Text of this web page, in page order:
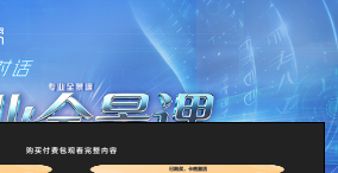
购买付费包观看完整内容
已购买，卡密激活